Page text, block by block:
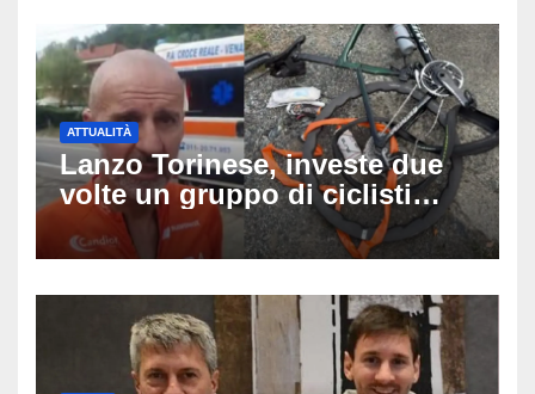
ATTUALITÀ
Lanzo Torinese, investe due
volte un gruppo di ciclisti
dopo una lite: arrestato
73enne, il racconto choc di un